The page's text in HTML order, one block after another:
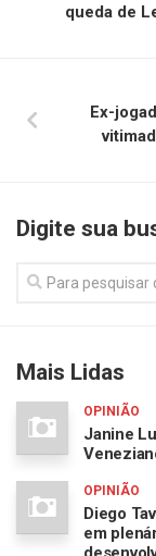
queda de
Ex-
Digite sua
Mais Lidas
OPINIÃO
Janine
OPINIÃO
Diego
em